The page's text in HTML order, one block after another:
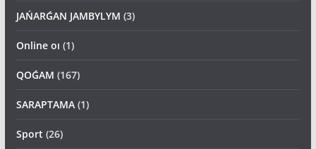
JAŃARǴAN JAMBYLYM (3)
Online oı (1)
QOǴAM (167)
SARAPTAMA(1)
Sport (26)